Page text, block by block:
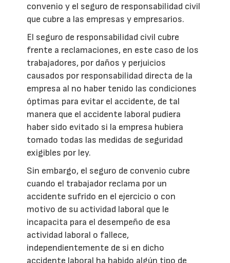
convenio y el seguro de responsabilidad civil
que cubre a las empresas y empresarios.
El seguro de responsabilidad civil cubre
frente a reclamaciones, en este caso de los
trabajadores, por daños y perjuicios
causados por responsabilidad directa de la
empresa al no haber tenido las condiciones
óptimas para evitar el accidente, de tal
manera que el accidente laboral pudiera
haber sido evitado si la empresa hubiera
tomado todas las medidas de seguridad
exigibles por ley.
Sin embargo, el seguro de convenio cubre
cuando el trabajador reclama por un
accidente sufrido en el ejercicio o con
motivo de su actividad laboral que le
incapacita para el desempeño de esa
actividad laboral o fallece,
independientemente de si en dicho
accidente laboral ha habido algún tipo de